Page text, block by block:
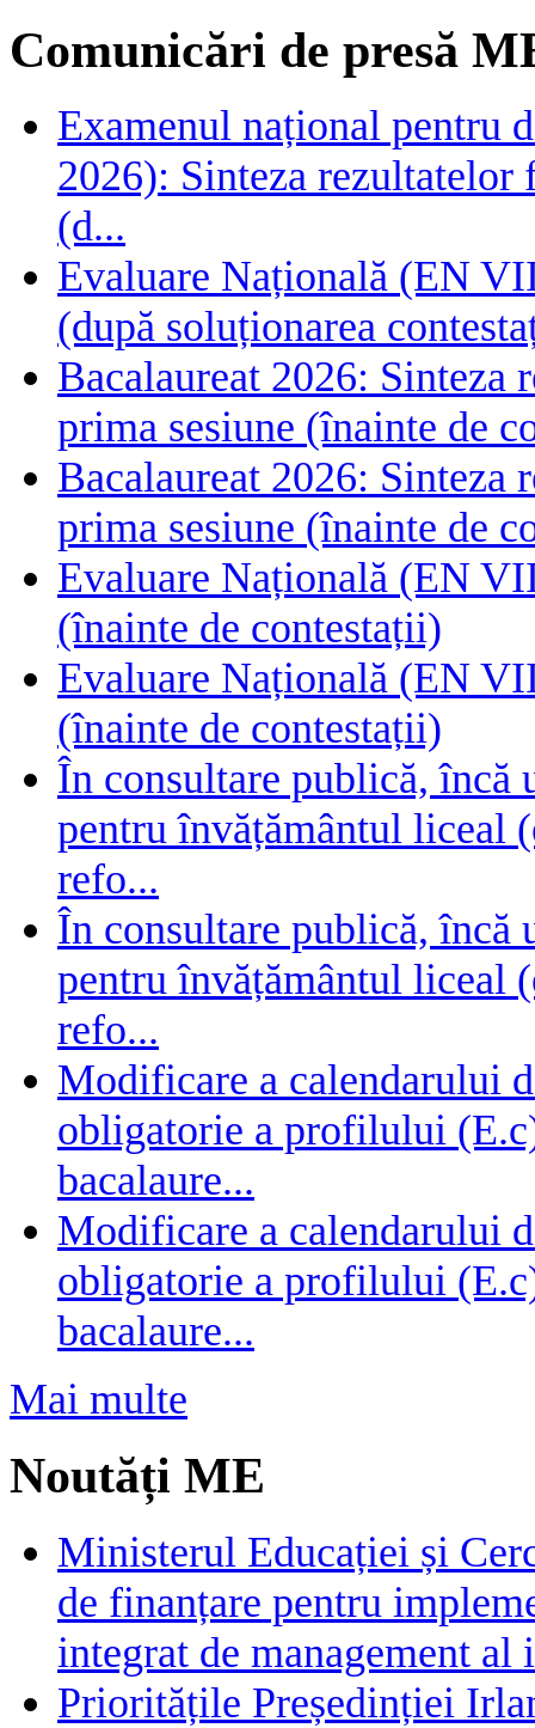
Comunicări de presă
Examenul național pentru
2026): Sinteza rezultatelor
(d...
Evaluare Națională (EN
(după soluționarea
Bacalaureat 2026:
prima sesiune (înainte de
Bacalaureat 2026:
prima sesiune (înainte de
Evaluare Națională (EN
(înainte de contestații)
Evaluare Națională (EN
(înainte de contestații)
În consultare publică, încă
pentru învățământul liceal
refo...
În consultare publică, încă
pentru învățământul liceal
refo...
Modificare a calendarului
obligatorie a profilului
bacalaure...
Modificare a calendarului
obligatorie a profilului
bacalaure...
Mai multe
Noutăți ME
Ministerul Educației și
de finanțare pentru
integrat de management
Prioritățile Președinției